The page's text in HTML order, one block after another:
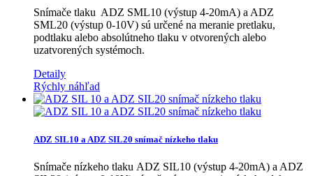
Snímače tlaku ADZ SML10 (výstup 4-20mA) a ADZ
SML20 (výstup 0-10V) sú určené na meranie pretlaku,
podtlaku alebo absolútneho tlaku v otvorených alebo
uzatvorených systémoch.
Detaily
Rýchly náhľad
ADZ SIL10 a ADZ SIL20 snímač nízkeho tlaku
Snímače nízkeho tlaku ADZ SIL10 (výstup 4-20mA) a ADZ